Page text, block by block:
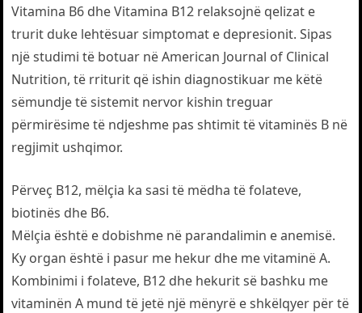
Vitamina B6 dhe Vitamina B12 relaksojnë qelizat e
trurit duke lehtësuar simptomat e depresionit. Sipas
një studimi të botuar në American Journal of Clinical
Nutrition, të rriturit që ishin diagnostikuar me këtë
sëmundje të sistemit nervor kishin treguar
përmirësime të ndjeshme pas shtimit të vitaminës B në
regjimit ushqimor.
Përveç B12, mëlçia ka sasi të mëdha të folateve,
biotinës dhe B6.
Mëlçia është e dobishme në parandalimin e anemisë.
Ky organ është i pasur me hekur dhe me vitaminë A.
Kombinimi i folateve, B12 dhe hekurit së bashku me
vitaminën A mund të jetë një mënyrë e shkëlqyer për të